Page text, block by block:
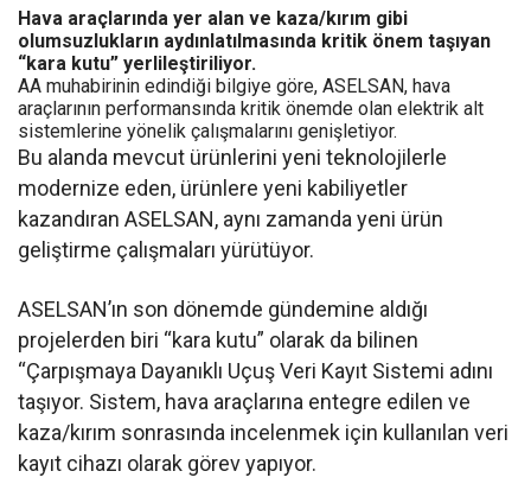
Hava araçlarında yer alan ve kaza/kırım gibi
olumsuzlukların aydınlatılmasında kritik önem taşıyan
“kara kutu” yerlileştiriliyor.
AA muhabirinin edindiği bilgiye göre, ASELSAN, hava
araçlarının performansında kritik önemde olan elektrik alt
sistemlerine yönelik çalışmalarını genişletiyor.
Bu alanda mevcut ürünlerini yeni teknolojilerle
modernize eden, ürünlere yeni kabiliyetler
kazandıran ASELSAN, aynı zamanda yeni ürün
geliştirme çalışmaları yürütüyor.
ASELSAN’ın son dönemde gündemine aldığı
projelerden biri “kara kutu” olarak da bilinen
“Çarpışmaya Dayanıklı Uçuş Veri Kayıt Sistemi adını
taşıyor. Sistem, hava araçlarına entegre edilen ve
kaza/kırım sonrasında incelenmek için kullanılan veri
kayıt cihazı olarak görev yapıyor.